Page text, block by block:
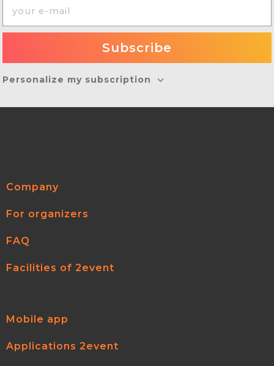
Personalize my subscription
Company
For organizers
FAQ
Facilities of 2event
Mobile app
Applications 2event